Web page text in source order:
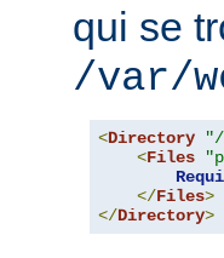
qui se
/var/
<Directory "/
<Files
</Files>
</Directory>